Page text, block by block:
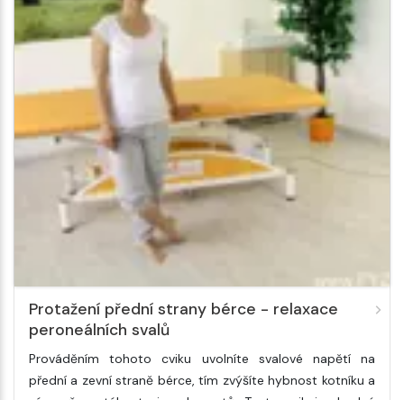
Protažení přední strany bérce - relaxace
peroneálních svalů
Prováděním tohoto cviku uvolníte svalové napětí na
přední a zevní straně bérce, tím zvýšíte hybnost kotníku a